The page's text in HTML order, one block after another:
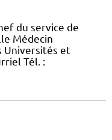
du service de
Médecin
Universités et
Tél. :